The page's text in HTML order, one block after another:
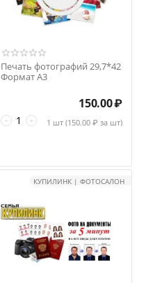
Печать фотографий 29,7*42
Формат А3
+
−
150.00₽
1 шт (150.00 ₽ за шт)
КУПИЛИНК | ФОТОСАЛОН